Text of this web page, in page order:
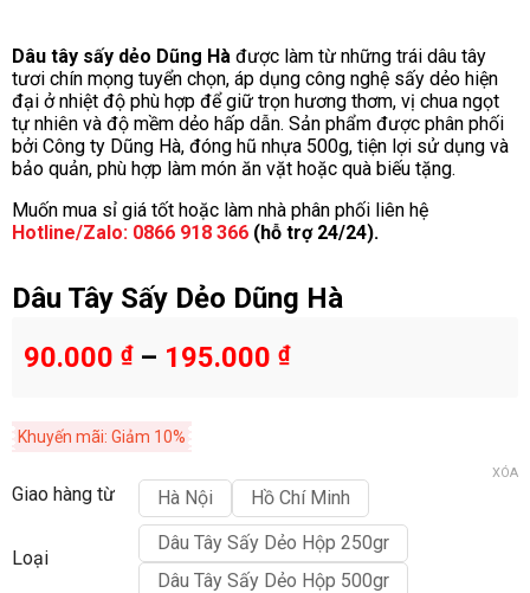
Dâu tây sấy dẻo Dũng Hà được làm từ những trái dâu tây
tươi chín mọng tuyển chọn, áp dụng công nghệ sấy dẻo hiện
đại ở nhiệt độ phù hợp để giữ trọn hương thơm, vị chua ngọt
tự nhiên và độ mềm dẻo hấp dẫn. Sản phẩm được phân phối
bởi Công ty Dũng Hà, đóng hũ nhựa 500g, tiện lợi sử dụng và
bảo quản, phù hợp làm món ăn vặt hoặc quà biếu tặng.
Muốn mua sỉ giá tốt hoặc làm nhà phân phối liên hệ
Hotline/Zalo: 0866 918 366 (hỗ trợ 24/24).
Dâu Tây Sấy Dẻo Dũng Hà
90.000 ₫– 195.000 ₫
Khuyến mãi: Giảm 10%
Giao hàng từ Hà Nội Hồ Chí Minh
Loại
Dâu Tây Sấy Dẻo Hộp 250gr
Dâu Tây Sấy Dẻo Hộp 500gr
XÓA